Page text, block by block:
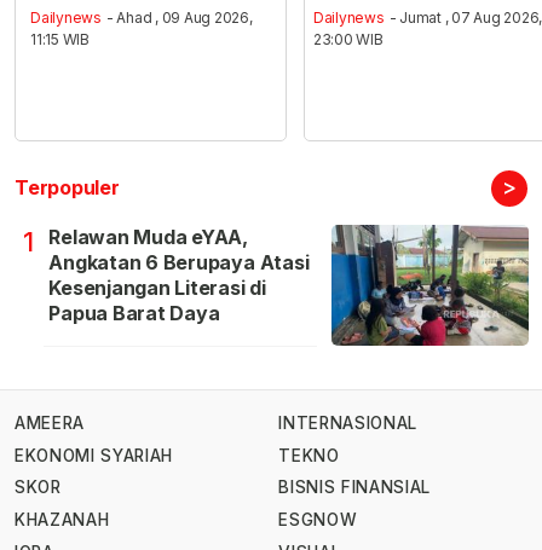
Dailynews - Ahad , 09 Aug 2026,
11:15 WIB
Dailynews - Jumat , 07 Aug 2026,
23:00 WIB
Terpopuler >
1
Relawan Muda eYAA,
Angkatan 6 Berupaya Atasi
Kesenjangan Literasi di
Papua Barat Daya
AMEERA
EKONOMI SYARIAH
SKOR
KHAZANAH
INTERNASIONAL
TEKNO
BISNIS FINANSIAL
ESGNOW